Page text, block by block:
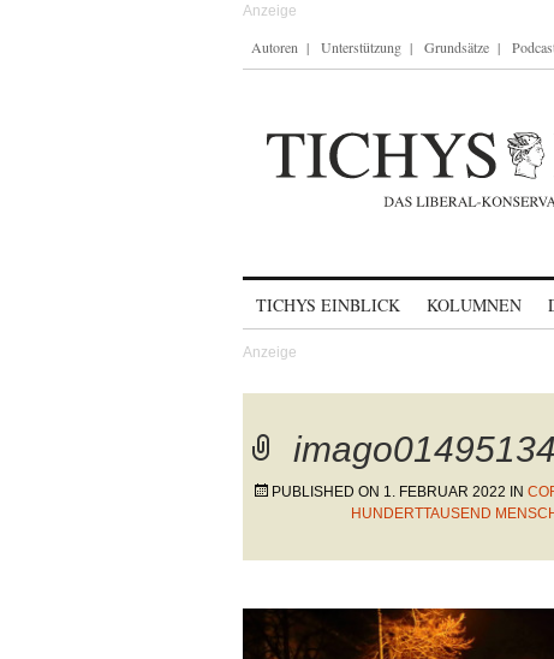
Autoren Unterstützung Grundsätze
TICHYS EINBLICK KOLUMNEN
PUBLISHED ON 1. FEBRUAR 2022 IN
UNDERTTAUSEND